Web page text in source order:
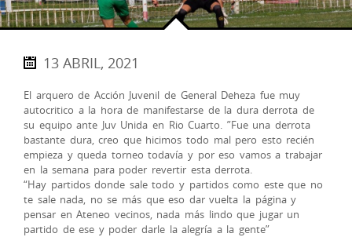
13 ABRIL, 2021
El arquero de Acción Juvenil de General Deheza fue muy
autocritico a la hora de manifestarse de la dura derrota de
su equipo ante Juv Unida en Rio Cuarto. ”Fue una derrota
bastante dura, creo que hicimos todo mal pero esto recién
empieza y queda torneo todavía y por eso vamos a trabajar
en la semana para poder revertir esta derrota.
“Hay partidos donde sale todo y partidos como este que no
te sale nada, no se más que eso dar vuelta la página y
pensar en Ateneo vecinos, nada más lindo que jugar un
partido de ese y poder darle la alegría a la gente”